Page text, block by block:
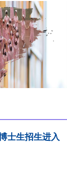
士生招生进入